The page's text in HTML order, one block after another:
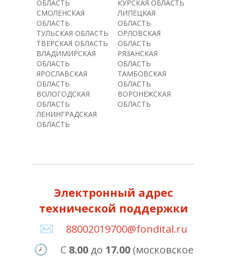
ОБЛАСТЬ
СМОЛЕНСКАЯ
ОБЛАСТЬ
ТУЛЬСКАЯ ОБЛАСТЬ
ТВЕРСКАЯ ОБЛАСТЬ
ВЛАДИМИРСКАЯ
ОБЛАСТЬ
ЯРОСЛАВСКАЯ
ОБЛАСТЬ
ВОЛОГОДСКАЯ
ОБЛАСТЬ
ЛЕНИНГРАДСКАЯ
ОБЛАСТЬ
КУРСКАЯ ОБЛАСТЬ
ЛИПЕЦКАЯ
ОБЛАСТЬ
ОРЛОВСКАЯ
ОБЛАСТЬ
РЯЗАНСКАЯ
ОБЛАСТЬ
ТАМБОВСКАЯ
ОБЛАСТЬ
ВОРОНЕЖСКАЯ
ОБЛАСТЬ
Электронный адрес
технической поддержки
✉️ 88002019700@fondital.ru
🕗 С 8.00до 17.00(московское